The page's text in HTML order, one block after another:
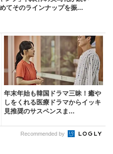
てそのラインナップを振...
年末年始も韓国ドラマ三昧！癒や
しをくれる医療ドラマからイッキ
見推奨のサスペンスま...
Recommended by